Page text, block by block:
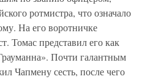
ротмистра, что означало
На его воротничке
Томас представил его как
Почти галантным
Чапмену сесть, после чего